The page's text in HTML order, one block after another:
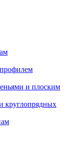
и плоским
круглопрядных